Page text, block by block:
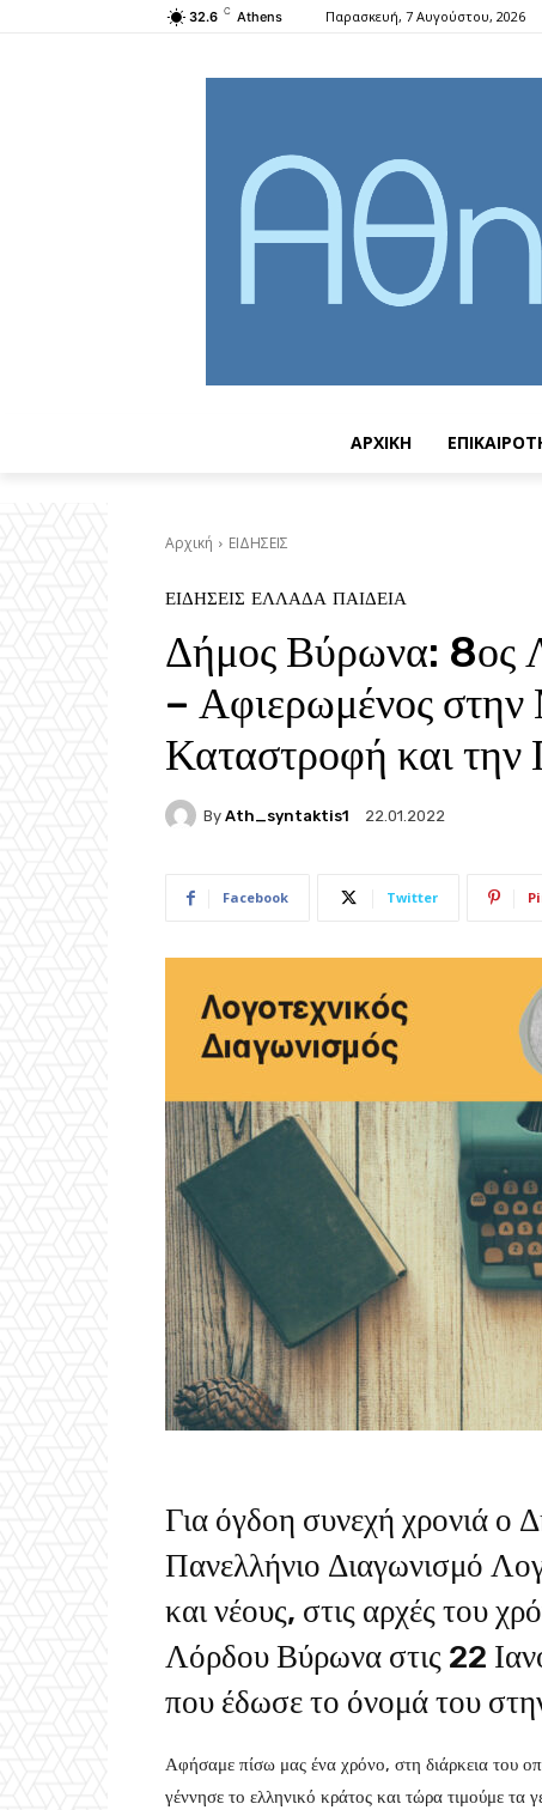
32.6 C Athens Παρασκευή, 7 Αυγούστου, 2026
ΑΡΧΙΚΗ
Αρχική ΕΙΔΗΣΕΙΣ
ΕΙΔΗΣΕΙΣ ΕΛΛΑΔΑ ΠΑΙΔΕΙΑ
Δήμος Βύρωνα: 8ος
– Αφιερωμένος στην
Καταστροφή και την
By Ath_syntaktis1 22.01.2022
Facebook Twitter
Για όγδοη συνεχή χρονιά ο
Πανελλήνιο Διαγωνισμό
και νέους, στις αρχές του
Λόρδου Βύρωνα στις 22
που έδωσε το όνομά του
Αφήσαμε πίσω μας ένα χρόνο, στη διάρκεια του
γέννησε το ελληνικό κράτος και τώρα τιμούμε